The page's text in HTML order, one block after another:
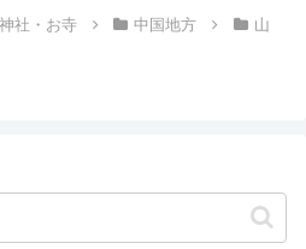
社・お寺 中国地方
山